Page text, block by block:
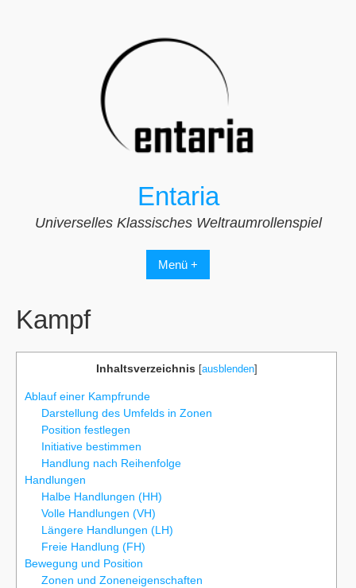
Entaria
Universelles Klassisches Weltraumrollenspiel
Menü +
Kampf
Inhaltsverzeichnis [ausblenden]
Ablauf einer Kampfrunde
Darstellung des Umfelds in Zonen
Position festlegen
Initiative bestimmen
Handlung nach Reihenfolge
Handlungen
Halbe Handlungen (HH)
Volle Handlungen (VH)
Längere Handlungen (LH)
Freie Handlung (FH)
Bewegung und Position
Zonen und Zoneneigenschaften